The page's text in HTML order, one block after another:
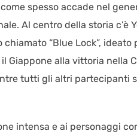
spesso accade nel
Al centro della storia
“Blue Lock”,
Giappone alla vittoria nella
tutti gli altri partecipanti
intensa e ai personaggi